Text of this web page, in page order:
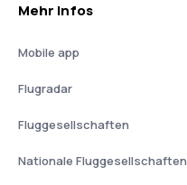
Mehr Infos
Mobile app
Flugradar
Fluggesellschaften
Nationale Fluggesellschaften